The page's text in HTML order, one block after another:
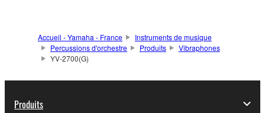
Accueil - Yamaha - France
Instruments de musique
Percussions d'orchestre
Produits
Vibraphones
YV-2700(G)
Produits